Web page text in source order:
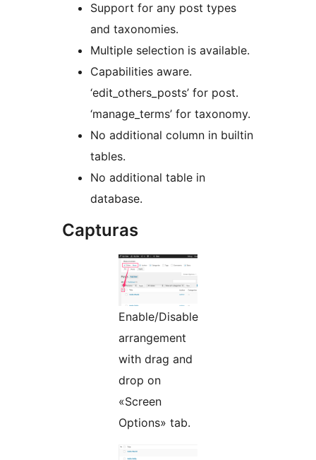
Support for any post types
and taxonomies.
Multiple selection is available.
Capabilities aware.
‘edit_others_posts’ for post.
‘manage_terms’ for taxonomy.
No additional column in builtin
tables.
No additional table in
database.
Capturas
Enable/Disable
arrangement
with drag and
drop on
«Screen
Options» tab.